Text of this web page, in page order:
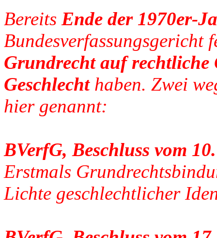
Bereits Ende der 1970er-
Bundesverfassungsgericht
Grundrecht auf rechtliche
Geschlechthaben. Zwei
hier genannt:
BVerfG, Beschluss vom
Erstmals
Lichte geschlechtlicher